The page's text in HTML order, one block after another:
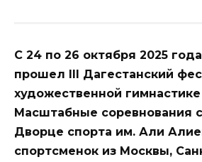
С 24 по 26 октября 2025
прошел III Дагестанский
художественной гимнастике
Масштабные соревнования
Дворце спорта им. Али
спортсменок из Москвы,